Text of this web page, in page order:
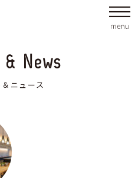
& News
ニュース